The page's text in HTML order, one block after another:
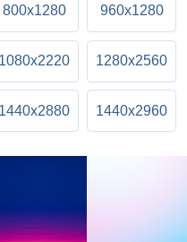
800x1280 960x1280
1080x2220 1280x2560
1440x2880 1440x2960